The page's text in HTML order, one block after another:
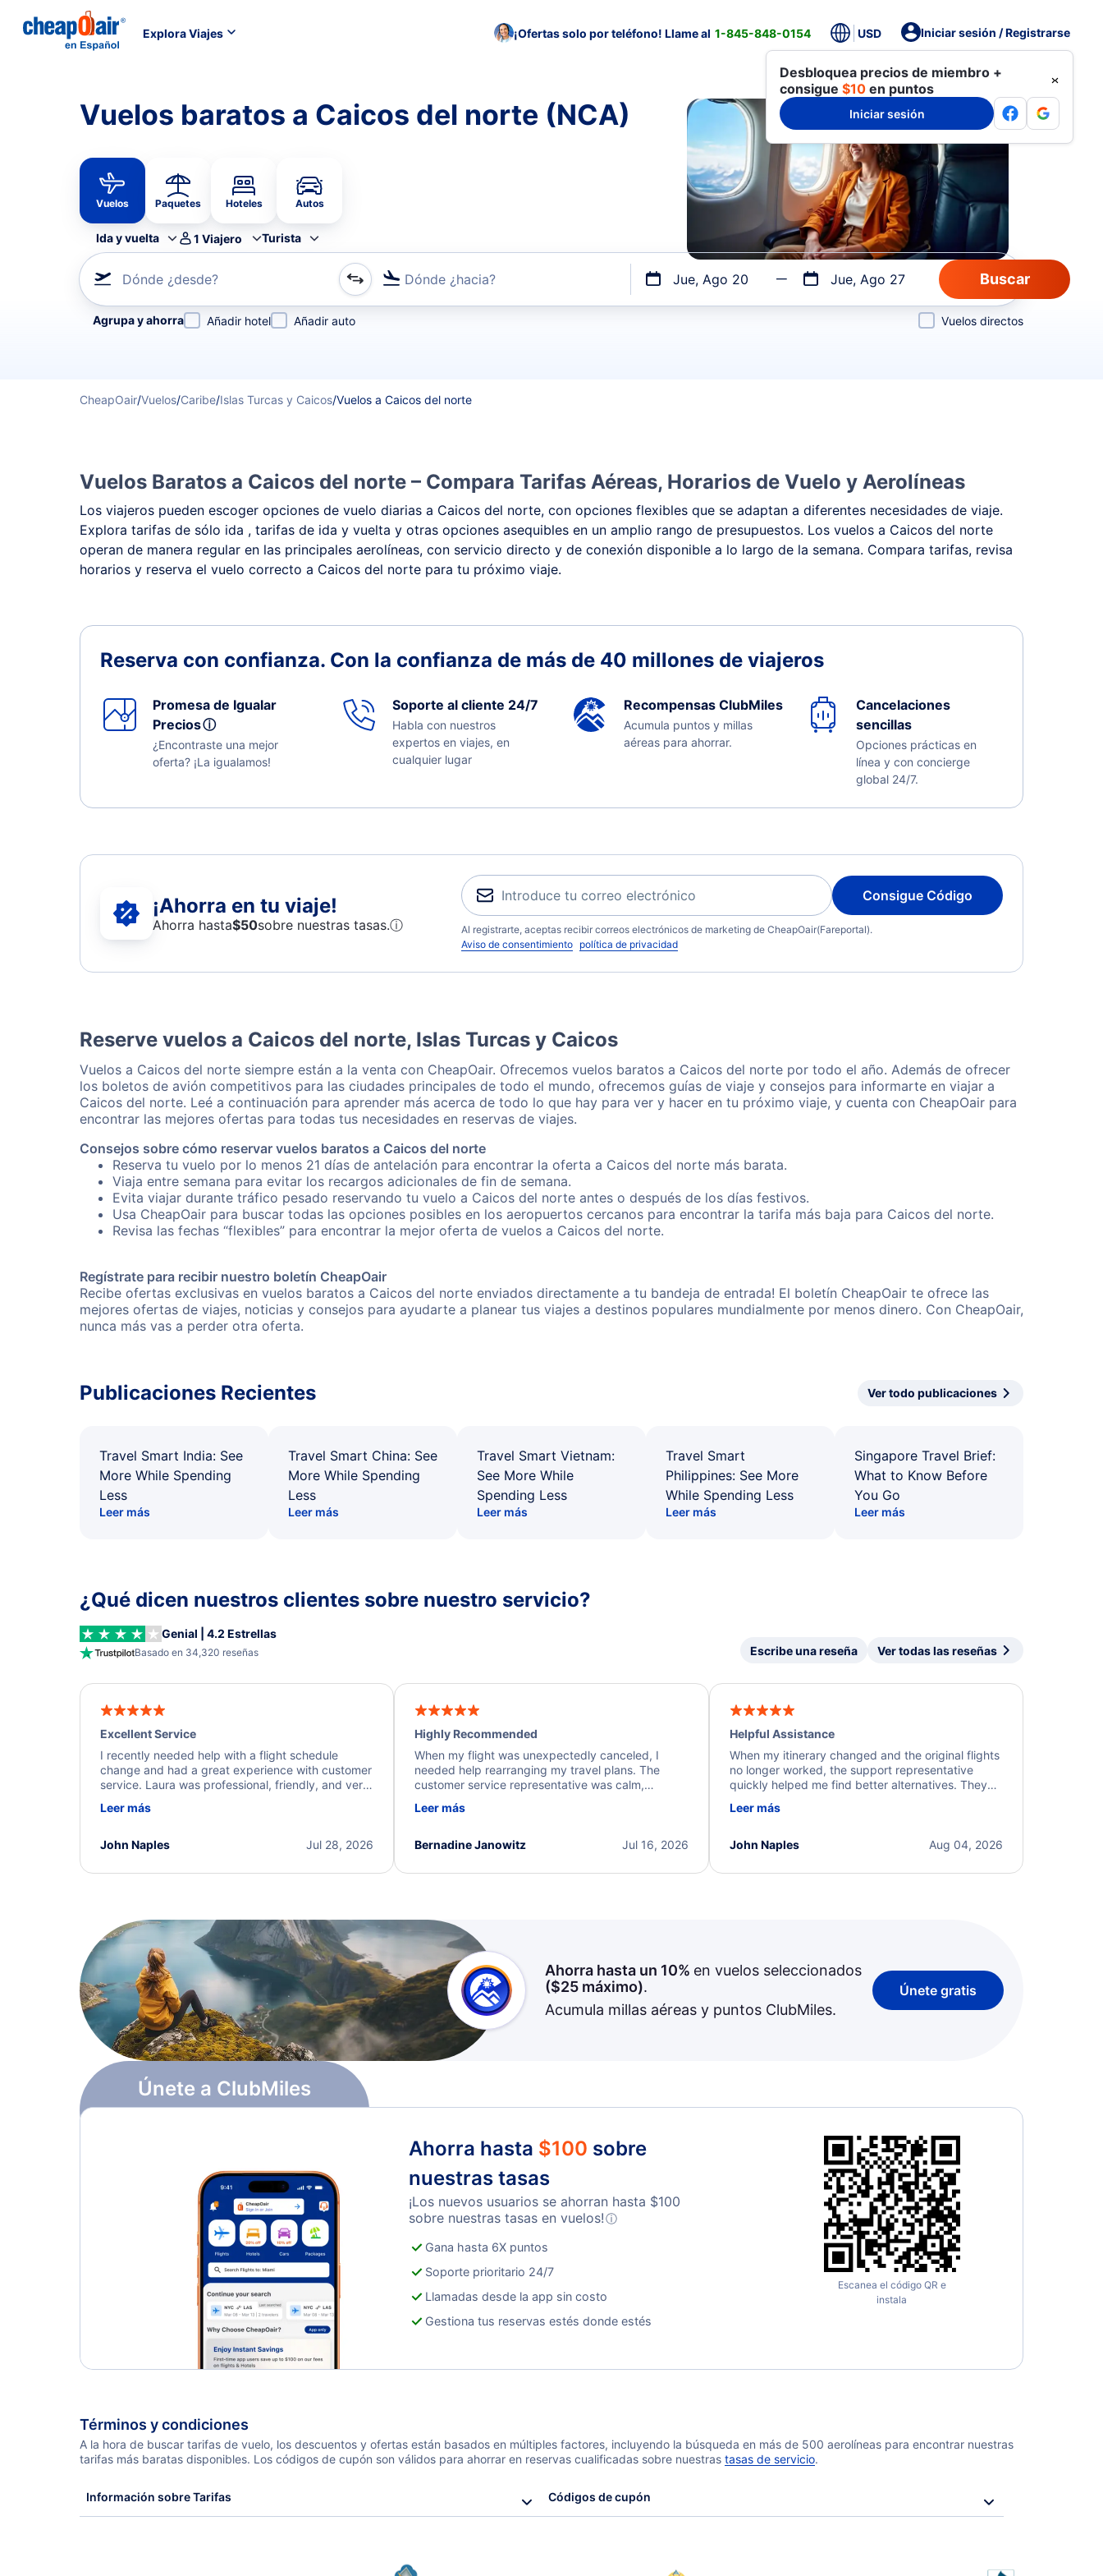
Explora Viajes ¡Ofertas solo por teléfono! Llame al 1-845-848-0154 USD Iniciar sesión / Registrarse
Desbloquea precios de miembro +
consigue $10 en puntos
Iniciar sesión
Vuelos baratos a Caicos del norte (NCA)
Vuelos Paquetes Hoteles Autos
Ida y vuelta 1 Viajero Turista
Dónde ¿desde? Dónde ¿hacia? Jue, Ago 20 Jue, Ago 27
Refina tu búsqueda por aerolínea, por ciudad o aeropuerto o por vuelos directos
Agrupa y ahorra Añadir hotel Añadir auto Vuelos directos
CheapOair/Vuelos/Caribe/Islas Turcas y Caicos/Vuelos a Caicos del norte
Vuelos Baratos a Caicos del norte – Compara Tarifas Aéreas, Horarios de Vuelo y Aerolíneas
Los viajeros pueden escoger opciones de vuelo diarias a Caicos del norte, con opciones flexibles que se adaptan a diferentes necesidades de viaje.
Explora tarifas de sólo ida , tarifas de ida y vuelta y otras opciones asequibles en un amplio rango de presupuestos. Los vuelos a Caicos del norte
operan de manera regular en las principales aerolíneas, con servicio directo y de conexión disponible a lo largo de la semana. Compara tarifas, revisa
horarios y reserva el vuelo correcto a Caicos del norte para tu próximo viaje.
Reserva con confianza. Con la confianza de más de 40 millones de viajeros
Promesa de Igualar
Preciosⓘ
¿Encontraste una mejor
oferta? ¡La igualamos!
Soporte al cliente 24/7
Habla con nuestros
expertos en viajes, en
cualquier lugar
Recompensas ClubMiles
Acumula puntos y millas
aéreas para ahorrar.
Cancelaciones
sencillas
Opciones prácticas en
línea y con concierge
global 24/7.
¡Ahorra en tu viaje!
Ahorra hasta$50sobre nuestras tasas.ⓘ
Consigue Código
Al registrarte, aceptas recibir correos electrónicos de marketing de CheapOair(Fareportal).
Aviso de consentimiento política de privacidad
Reserve vuelos a Caicos del norte, Islas Turcas y Caicos
Vuelos a Caicos del norte siempre están a la venta con CheapOair. Ofrecemos vuelos baratos a Caicos del norte por todo el año. Además de ofrecer
los boletos de avión competitivos para las ciudades principales de todo el mundo, ofrecemos guías de viaje y consejos para informarte en viajar a
Caicos del norte. Leé a continuación para aprender más acerca de todo lo que hay para ver y hacer en tu próximo viaje, y cuenta con CheapOair para
encontrar las mejores ofertas para todas tus necesidades en reservas de viajes.
Consejos sobre cómo reservar vuelos baratos a Caicos del norte
Reserva tu vuelo por lo menos 21 días de antelación para encontrar la oferta a Caicos del norte más barata.
Viaja entre semana para evitar los recargos adicionales de fin de semana.
Evita viajar durante tráfico pesado reservando tu vuelo a Caicos del norte antes o después de los días festivos.
Usa CheapOair para buscar todas las opciones posibles en los aeropuertos cercanos para encontrar la tarifa más baja para Caicos del norte.
Revisa las fechas “flexibles” para encontrar la mejor oferta de vuelos a Caicos del norte.
Regístrate para recibir nuestro boletín CheapOair
Recibe ofertas exclusivas en vuelos baratos a Caicos del norte enviados directamente a tu bandeja de entrada! El boletín CheapOair te ofrece las
mejores ofertas de viajes, noticias y consejos para ayudarte a planear tus viajes a destinos populares mundialmente por menos dinero. Con CheapOair,
nunca más vas a perder otra oferta.
Publicaciones Recientes Ver todo publicaciones
Travel Smart India: See
More While Spending
Less
Leer más
Travel Smart China: See
More While Spending
Less
Leer más
Travel Smart Vietnam:
See More While
Spending Less
Leer más
Travel Smart
Philippines: See More
While Spending Less
Leer más
Singapore Travel Brief:
What to Know Before
You Go
Leer más
¿Qué dicen nuestros clientes sobre nuestro servicio?
Genial | 4.2 Estrellas
Basado en 34,320 reseñas Escribe una reseña Ver todas las reseñas
Excellent Service
I recently needed help with a flight schedule
change and had a great experience with customer
service. Laura was professional, friendly, and very
a solution and kept me informed of the next steps.
Leer más
Jul 28, 2026
John Naples
Highly Recommended
When my flight was unexpectedly canceled, I
needed help rearranging my travel plans. The
customer service representative was calm,
process. They quickly found alternative flight
I truly appreciate the excellent support and
Leer más
Jul 16, 2026
Bernadine Janowitz
Helpful Assistance
When my itinerary changed and the original flights
no longer worked, the support representative
quickly helped me find better alternatives. They
beyond to resolve the issue. I'm grateful for the
Leer más
Aug 04, 2026
John Naples
Únete a ClubMiles
Ahorra hasta un 10% en vuelos seleccionados
($25máximo).
Acumula millas aéreas y puntos ClubMiles.
Únete gratis
Ahorra hasta $100 sobre
nuestras tasas
¡Los nuevos usuarios se ahorran hasta $100
sobre nuestras tasas en vuelos!ⓘ
Gana hasta 6X puntos
Soporte prioritario 24/7
Llamadas desde la app sin costo
Gestiona tus reservas estés donde estés
Escanea el código QR e
instala
Términos y condiciones
A la hora de buscar tarifas de vuelo, los descuentos y ofertas están basados en múltiples factores, incluyendo la búsqueda en más de 500 aerolíneas para encontrar nuestras
tarifas más baratas disponibles. Los códigos de cupón son válidos para ahorrar en reservas cualificadas sobre nuestras tasas de servicio.
Información sobre Tarifas Códigos de cupón